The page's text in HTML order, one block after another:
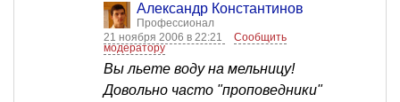
Александр Константинов
Профессионал
21 ноября 2006 в 22:21
Сообщить
модератору
Вы льете воду на мельницу!
Довольно часто "проповедники"